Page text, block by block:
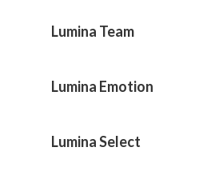
Lumina Team
Lumina Emotion
Lumina Select